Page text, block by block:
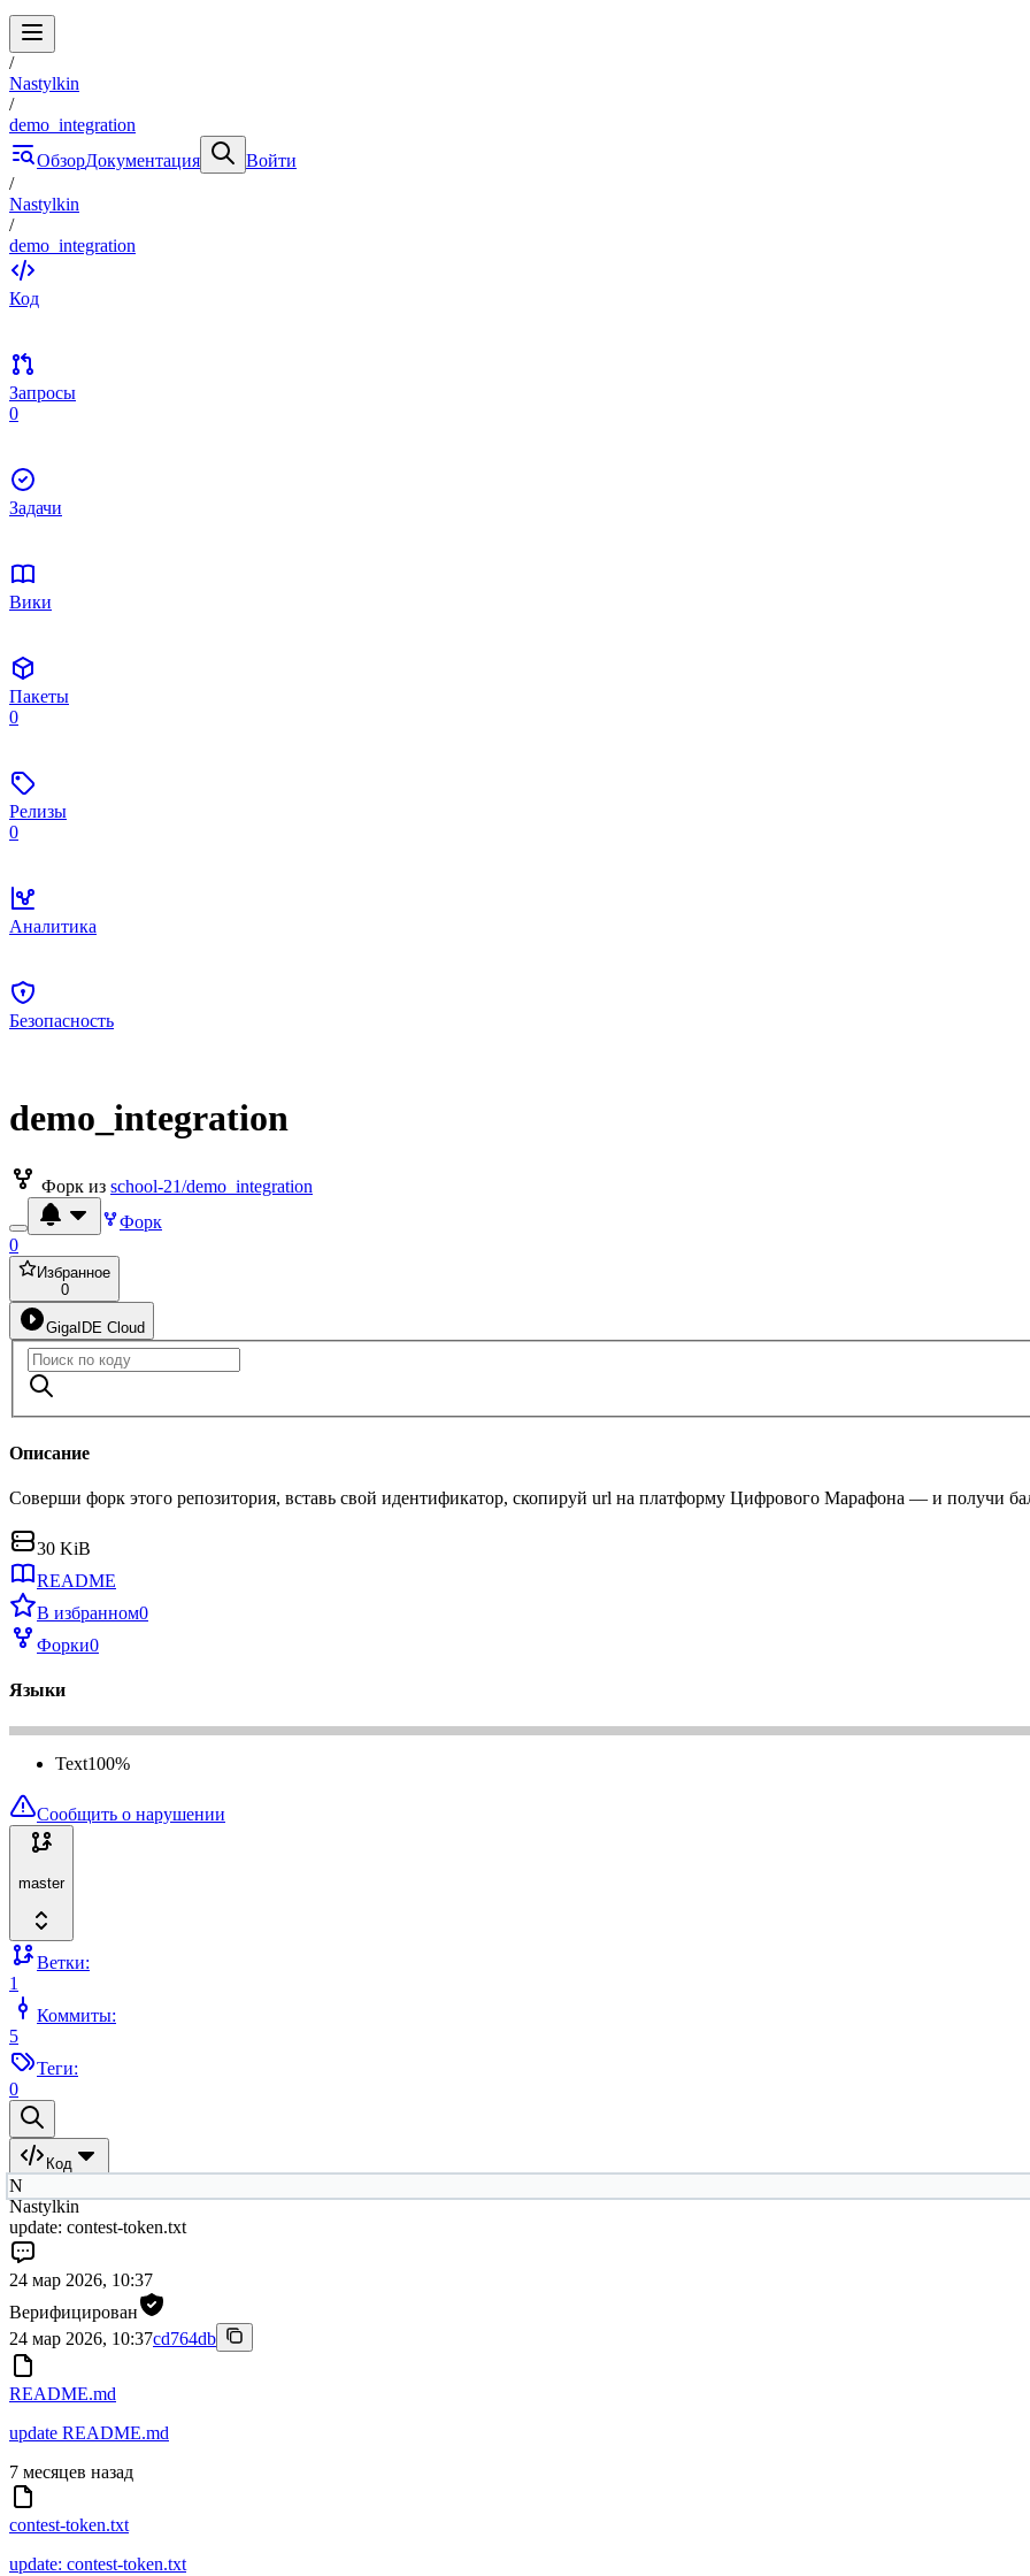
/
Nastylkin
/
demo_integration
ОбзорДокументация
Войти
/
Nastylkin
/
demo_integration
Код
Запросы
0
Задачи
Вики
Пакеты
0
Релизы
0
Аналитика
Безопасность
demo_integration
Форк из school-21/demo_integration
Форк
0
Избранное
0
GigaIDE Cloud
Описание
Соверши форк этого репозитория, вставь свой идентификатор, скопируй url на платформу Цифрового Марафона — и получи
30 KiB
README
В избранном0
Форки0
Языки
Text100%
Сообщить о нарушении
master
Ветки:
1
Коммиты:
5
Теги:
0
Код
N
Nastylkin
update: contest-token.txt
24 мар 2026, 10:37
Верифицирован
24 мар 2026, 10:37cd764db
README.md
update README.md
7 месяцев назад
contest-token.txt
update: contest-token.txt